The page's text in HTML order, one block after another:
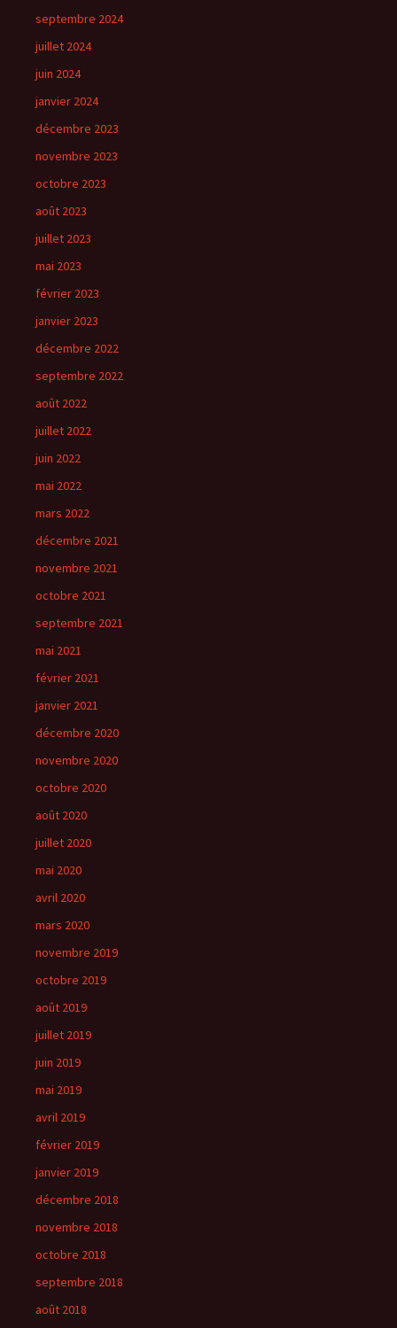
septembre 2024
juillet 2024
juin 2024
janvier 2024
décembre 2023
novembre 2023
octobre 2023
août 2023
juillet 2023
mai 2023
février 2023
janvier 2023
décembre 2022
septembre 2022
août 2022
juillet 2022
juin 2022
mai 2022
mars 2022
décembre 2021
novembre 2021
octobre 2021
septembre 2021
mai 2021
février 2021
janvier 2021
décembre 2020
novembre 2020
octobre 2020
août 2020
juillet 2020
mai 2020
avril 2020
mars 2020
novembre 2019
octobre 2019
août 2019
juillet 2019
juin 2019
mai 2019
avril 2019
février 2019
janvier 2019
décembre 2018
novembre 2018
octobre 2018
septembre 2018
août 2018